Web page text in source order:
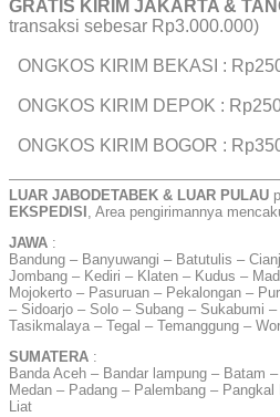
GRATIS KIRIM JAKARTA &
transaksi sebesar Rp3.000.000)
ONGKOS KIRIM BEKASI :
ONGKOS KIRIM DEPOK :
ONGKOS KIRIM BOGOR :
LUAR JABODETABEK & LUAR PULAU
EKSPEDISI , Area pengirimannya
JAWA :
Bandung – Banyuwangi – Batutulis –
Jombang – Kediri – Klaten – Kudus –
Mojokerto – Pasuruan – Pekalongan –
– Sidoarjo – Solo – Subang – Sukabumi
Tasikmalaya – Tegal – Temanggung –
SUMATERA :
Banda Aceh – Bandar lampung – Batam
Medan – Padang – Palembang –
Liat